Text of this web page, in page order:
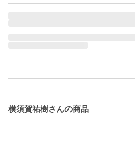
横須賀祐樹さんの商品